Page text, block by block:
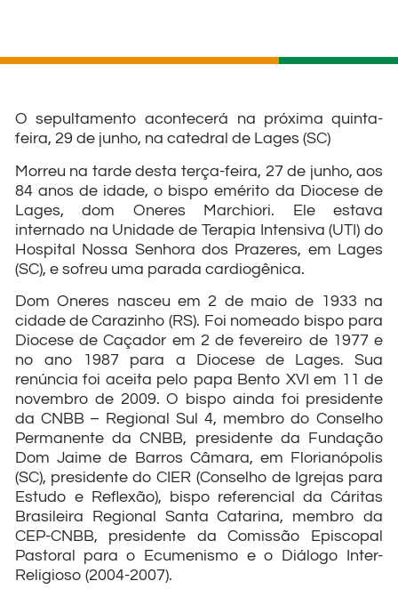
O sepultamento acontecerá na próxima quinta-
feira, 29 de junho, na catedral de Lages (SC)
Morreu na tarde desta terça-feira, 27 de junho, aos
84 anos de idade, o bispo emérito da Diocese de
Lages, dom Oneres Marchiori. Ele estava
internado na Unidade de Terapia Intensiva (UTI) do
Hospital Nossa Senhora dos Prazeres, em Lages
(SC), e sofreu uma parada cardiogênica.
Dom Oneres nasceu em 2 de maio de 1933 na
cidade de Carazinho (RS). Foi nomeado bispo para
Diocese de Caçador em 2 de fevereiro de 1977 e
no ano 1987 para a Diocese de Lages. Sua
renúncia foi aceita pelo papa Bento XVI em 11 de
novembro de 2009. O bispo ainda foi presidente
da CNBB – Regional Sul 4, membro do Conselho
Permanente da CNBB, presidente da Fundação
Dom Jaime de Barros Câmara, em Florianópolis
(SC), presidente do CIER (Conselho de Igrejas para
Estudo e Reflexão), bispo referencial da Cáritas
Brasileira Regional Santa Catarina, membro da
CEP-CNBB, presidente da Comissão Episcopal
Pastoral para o Ecumenismo e o Diálogo Inter-
Religioso (2004-2007).